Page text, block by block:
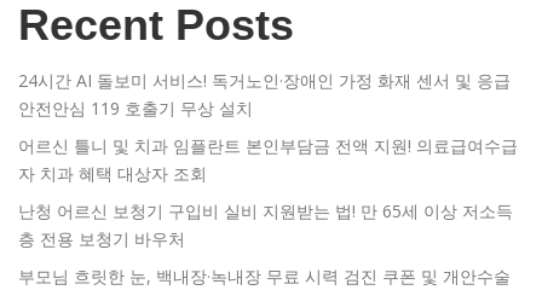
Recent Posts
24시간 AI 돌보미 서비스! 독거노인·장애인 가정 화재 센서 및 응급
안전안심 119 호출기 무상 설치
어르신 틀니 및 치과 임플란트 본인부담금 전액 지원! 의료급여수급
자 치과 혜택 대상자 조회
난청 어르신 보청기 구입비 실비 지원받는 법! 만 65세 이상 저소득
층 전용 보청기 바우처
부모님 흐릿한 눈, 백내장·녹내장 무료 시력 검진 쿠폰 및 개안수술